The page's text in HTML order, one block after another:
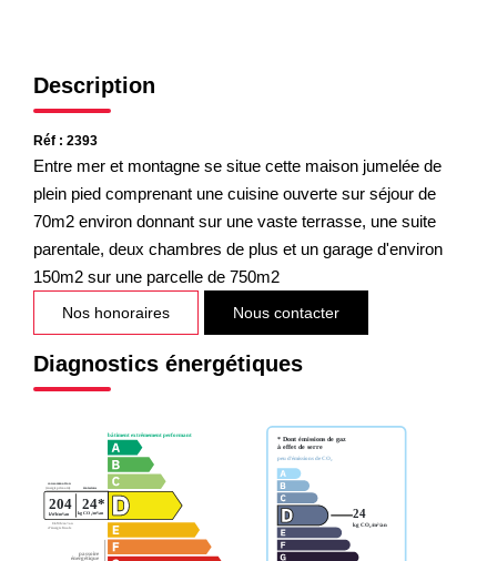
Description
Réf : 2393
Entre mer et montagne se situe cette maison jumelée de
plein pied comprenant une cuisine ouverte sur séjour de
70m2 environ donnant sur une vaste terrasse, une suite
parentale, deux chambres de plus et un garage d'environ
150m2 sur une parcelle de 750m2
Nos honoraires Nous contacter
Diagnostics énergétiques